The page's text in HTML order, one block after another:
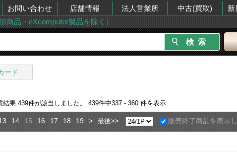
お問い合わせ 店舗情報 法人営業所 中古(買取) 新
商品・eXcomputer製品を除く）
ード
結果 439件が該当しました。 439件中337 - 360 件を表示
14 15 16 17 18 19 > 最後>> 販売終了商品を表示